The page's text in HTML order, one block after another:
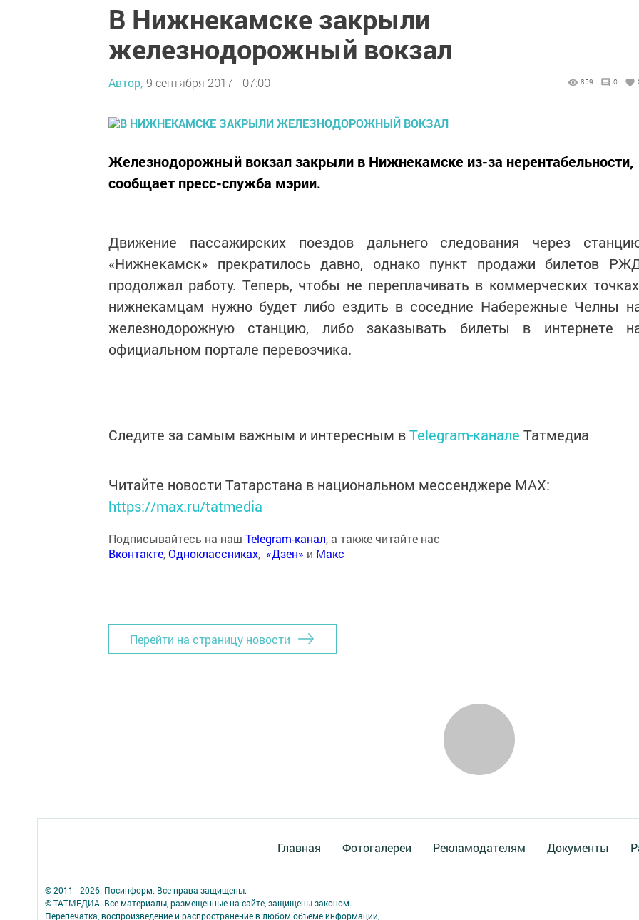
В Нижнекамске закрыли
железнодорожный вокзал
Автор, 9 сентября 2017 - 07:00 859 0
Железнодорожный вокзал закрыли в Нижнекамске из-за нерентабельности,
сообщает пресс-служба мэрии.
Движение пассажирских поездов дальнего следования через
«Нижнекамск» прекратилось давно, однако пункт продажи билетов
продолжал работу. Теперь, чтобы не переплачивать в коммерческих
нижнекамцам нужно будет либо ездить в соседние Набережные Челны
железнодорожную станцию, либо заказывать билеты в интернете
официальном портале перевозчика.
Следите за самым важным и интересным вTelegram-канале Татмедиа
Читайте новости Татарстана в национальном мессенджере MАХ:
https://max.ru/tatmedia
Подписывайтесь на наш Telegram-канал, а также читайте нас
Вконтакте,Одноклассниках, «Дзен» и Макс
Перейти на страницу новости
Главная Фотогалереи Рекламодателям Документы
© 2011 - 2026. Посинформ. Все права защищены.
© ТАТМЕДИА. Все материалы, размещенные на сайте, защищены законом.
Перепечатка, воспроизведение и распространение в любом объеме информации,